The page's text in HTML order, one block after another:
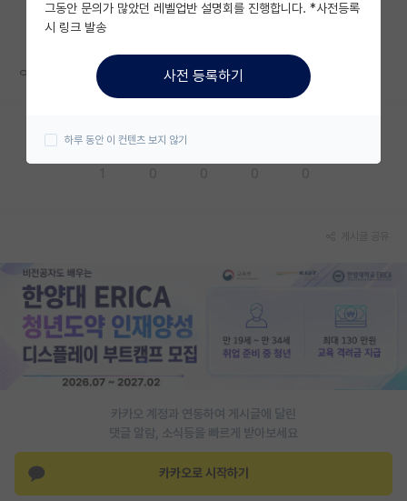
미국 유학 게시판
미국 대학원 합격 후기 게시판
대학원생 모집 게시판
연구실(PI) 홍보 게시판
학부 인턴 게시판
취업 게시판
임용 후기 게시판
PI 전용 게시판
인문사회 계열 게시판
특수/전문대학원 게시판
반도체/AI 게시판
ㅇㅇ
카카오 계정과 연동하여 게시글에 달린
댓글 알람, 소식등을 빠르게 받아보세요
카카오로 시작하기
그동안 문의가 많았던 레벨업반 설명회를 진행합니다. *사전등록
시 링크 발송
사전 등록하기
하루 동안 이 컨텐츠 보지 않기